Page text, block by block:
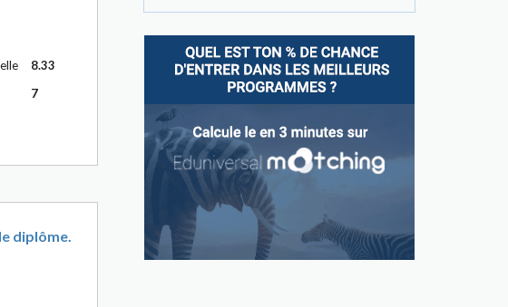
8.33
7
diplôme.